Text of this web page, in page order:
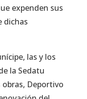
expenden sus
dichas
las y los
la Sedatu
Deportivo